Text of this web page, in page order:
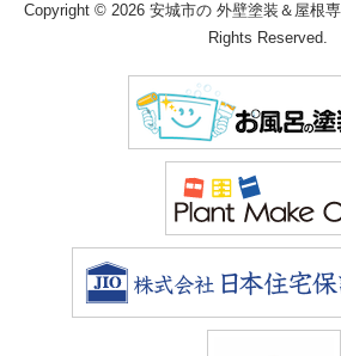
Copyright © 2026 安城市の 外壁塗装＆屋根
Rights Reserved.